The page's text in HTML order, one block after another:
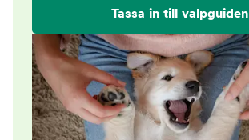
Tassa in till valpguiden